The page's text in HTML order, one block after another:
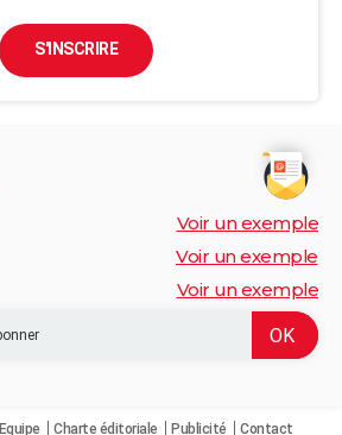
S'INSCRIRE
Voir un exemple
Voir un exemple
Voir un exemple
Equipe Charte éditoriale Publicité Contact